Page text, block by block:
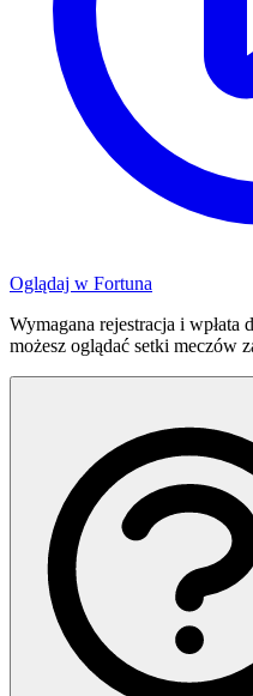
Oglądaj w Fortuna
Wymagana rejestracja i wpłata
możesz oglądać setki meczów